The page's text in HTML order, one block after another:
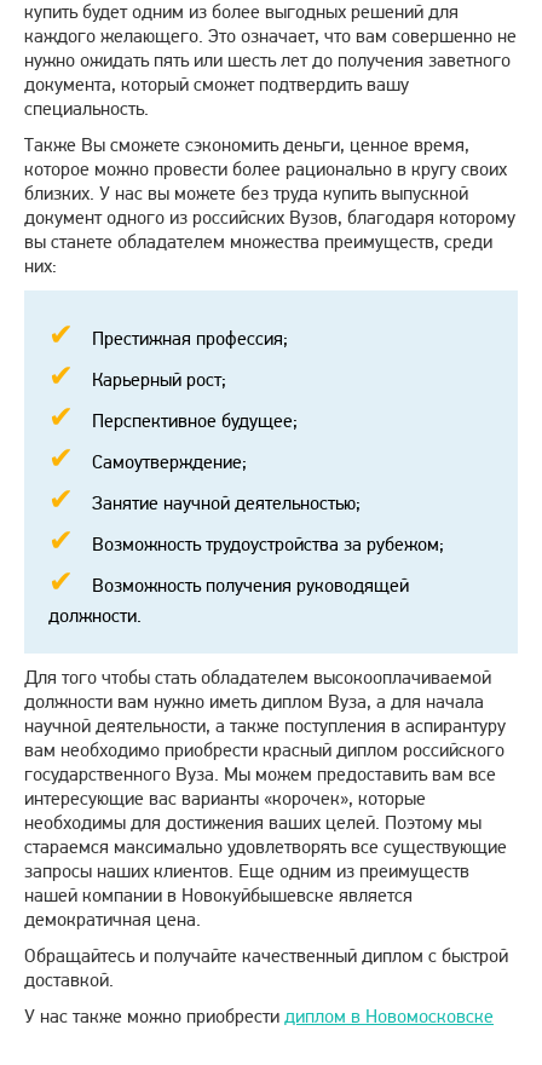
купить будет одним из более выгодных решений для
каждого желающего. Это означает, что вам совершенно не
нужно ожидать пять или шесть лет до получения заветного
документа, который сможет подтвердить вашу
специальность.
Также Вы сможете сэкономить деньги, ценное время,
которое можно провести более рационально в кругу своих
близких. У нас вы можете без труда купить выпускной
документ одного из российских Вузов, благодаря которому
вы станете обладателем множества преимуществ, среди
них:
Престижная профессия;
Карьерный рост;
Перспективное будущее;
Самоутверждение;
Занятие научной деятельностью;
Возможность трудоустройства за рубежом;
Возможность получения руководящей
должности.
Для того чтобы стать обладателем высокооплачиваемой
должности вам нужно иметь диплом Вуза, а для начала
научной деятельности, а также поступления в аспирантуру
вам необходимо приобрести красный диплом российского
государственного Вуза. Мы можем предоставить вам все
интересующие вас варианты «корочек», которые
необходимы для достижения ваших целей. Поэтому мы
стараемся максимально удовлетворять все существующие
запросы наших клиентов. Еще одним из преимуществ
нашей компании в Новокуйбышевске является
демократичная цена.
Обращайтесь и получайте качественный диплом с быстрой
доставкой.
У нас также можно приобрести диплом в Новомосковске